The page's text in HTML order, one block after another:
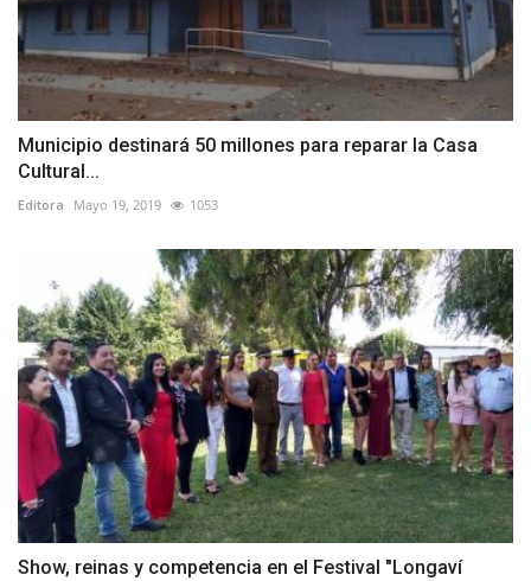
Municipio destinará 50 millones para reparar la Casa
Cultural...
Editora Mayo 19, 2019 1053
Show, reinas y competencia en el Festival "Longaví